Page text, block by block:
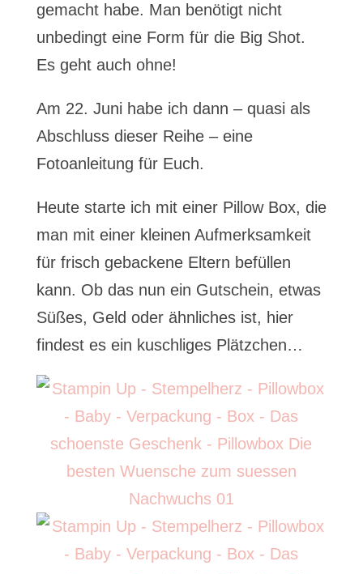
gemacht habe. Man benötigt nicht
unbedingt eine Form für die Big Shot.
Es geht auch ohne!
Am 22. Juni habe ich dann – quasi als
Abschluss dieser Reihe – eine
Fotoanleitung für Euch.
Heute starte ich mit einer Pillow Box, die
man mit einer kleinen Aufmerksamkeit
für frisch gebackene Eltern befüllen
kann. Ob das nun ein Gutschein, etwas
Süßes, Geld oder ähnliches ist, hier
findest es ein kuschliges Plätzchen…